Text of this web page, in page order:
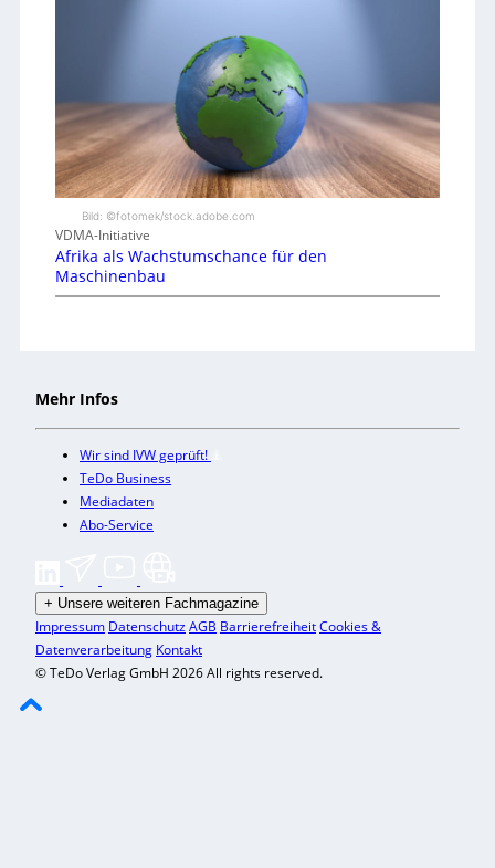
Bild: ©fotomek/stock.adobe.com
VDMA-Initiative
Afrika als Wachstumschance für den
Maschinenbau
Mehr Infos
Wir sind IVW geprüft!
TeDo Business
Mediadaten
Abo-Service
+ Unsere weiteren Fachmagazine
Impressum DatenschutzAGB BarrierefreiheitCookies &
Datenverarbeitung Kontakt
© TeDo Verlag GmbH 2026 All rights reserved.